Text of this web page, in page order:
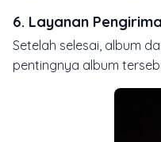
6. Layanan
Setelah selesai, album
pentingnya album